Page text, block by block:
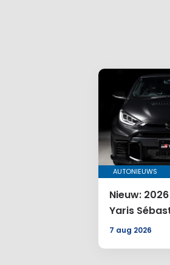
AUTONIEUWS
Nieuw:
Yaris
7 aug 2026